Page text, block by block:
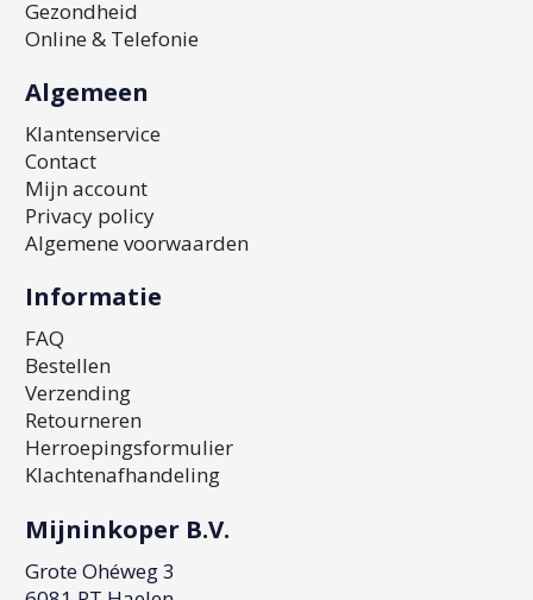
Gezondheid
Online & Telefonie
Algemeen
Klantenservice
Contact
Mijn account
Privacy policy
Algemene voorwaarden
Informatie
FAQ
Bestellen
Verzending
Retourneren
Herroepingsformulier
Klachtenafhandeling
Mijninkoper B.V.
Grote Ohéweg 3